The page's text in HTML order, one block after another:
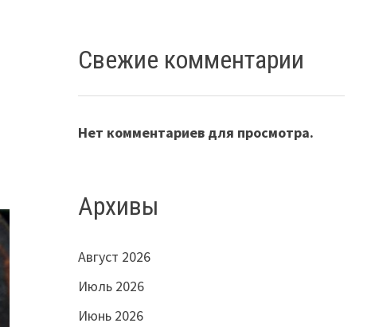
Свежие комментарии
Нет комментариев для просмотра.
Архивы
Август 2026
Июль 2026
Июнь 2026